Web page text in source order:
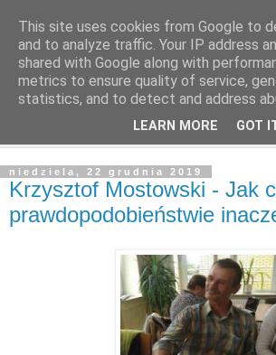
niedziela, 22 grudnia 2019
Krzysztof Mostowski - Jak
prawdopodobieństwie
This site uses cookies from Google to
and to analyze traffic. Your IP address
shared with Google along with
metrics to ensure quality of service,
statistics, and to detect and address
LEARN MORE GOT